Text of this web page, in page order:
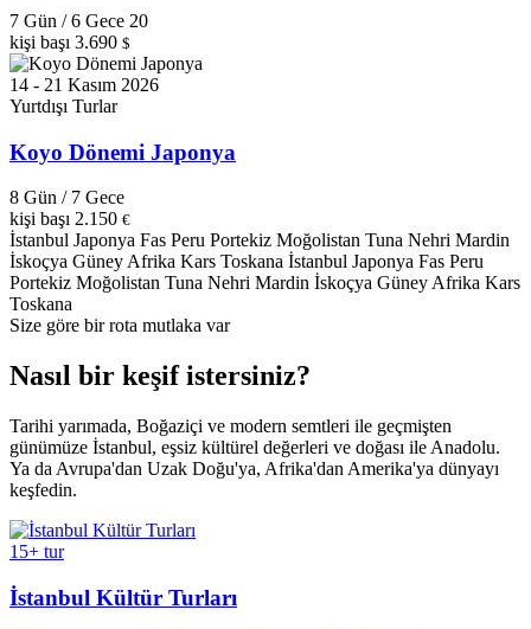
7 Gün / 6 Gece 20
kişi başı 3.690 $
14 - 21 Kasım 2026
Yurtdışı Turlar
Koyo Dönemi Japonya
8 Gün / 7 Gece
kişi başı 2.150 €
İstanbul Japonya Fas Peru Portekiz Moğolistan Tuna Nehri Mardin
İskoçya Güney Afrika Kars Toskana İstanbul Japonya Fas Peru
Portekiz Moğolistan Tuna Nehri Mardin İskoçya Güney Afrika Kars
Toskana
Size göre bir rota mutlaka var
Nasıl bir keşifistersiniz?
Tarihi yarımada, Boğaziçi ve modern semtleri ile geçmişten
günümüze İstanbul, eşsiz kültürel değerleri ve doğası ile Anadolu.
Ya da Avrupa'dan Uzak Doğu'ya, Afrika'dan Amerika'ya dünyayı
keşfedin.
15+ tur
İstanbul Kültür Turları